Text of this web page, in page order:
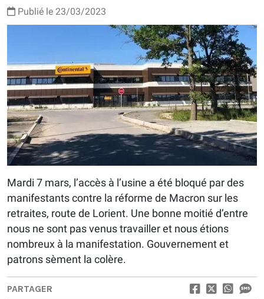
Publié le 23/03/2023
Mardi 7 mars, l’accès à l’usine a été bloqué par des
manifestants contre la réforme de Macron sur les
retraites, route de Lorient. Une bonne moitié d’entre
nous ne sont pas venus travailler et nous étions
nombreux à la manifestation. Gouvernement et
patrons sèment la colère.
PARTAGER